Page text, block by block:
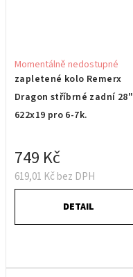
zapletené kolo Remerx
Dragon stříbrné zadní 28"
622x19 pro 6-7k.
Momentálně nedostupné
619,01 Kč bez DPH
749 Kč
DETAIL